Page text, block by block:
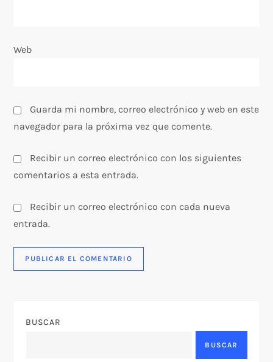
d
s
Web
Guarda mi nombre, correo electrónico y web en este
navegador para la próxima vez que comente.
Recibir un correo electrónico con los siguientes
comentarios a esta entrada.
Recibir un correo electrónico con cada nueva
entrada.
BUSCAR
BUSCAR